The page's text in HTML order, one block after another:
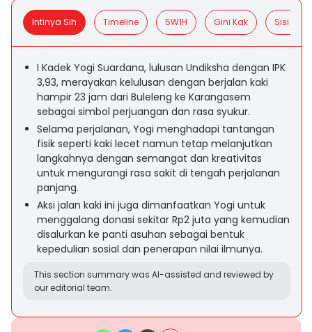
Intinya Sih Timeline 5W1H Gini Kak Sisi
I Kadek Yogi Suardana, lulusan Undiksha dengan IPK
3,93, merayakan kelulusan dengan berjalan kaki
hampir 23 jam dari Buleleng ke Karangasem
sebagai simbol perjuangan dan rasa syukur.
Selama perjalanan, Yogi menghadapi tantangan
fisik seperti kaki lecet namun tetap melanjutkan
langkahnya dengan semangat dan kreativitas
untuk mengurangi rasa sakit di tengah perjalanan
panjang.
Aksi jalan kaki ini juga dimanfaatkan Yogi untuk
menggalang donasi sekitar Rp2 juta yang kemudian
disalurkan ke panti asuhan sebagai bentuk
kepedulian sosial dan penerapan nilai ilmunya.
This section summary was AI-assisted and reviewed by
our editorial team.